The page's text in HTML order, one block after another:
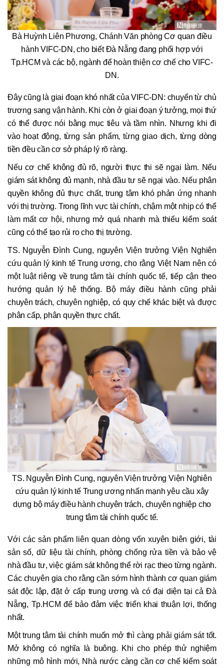
Bà Huỳnh Liên Phương, Chánh Văn phòng Cơ quan điều
hành VIFC-DN, cho biết Đà Nẵng đang phối hợp với
Tp.HCM và các bộ, ngành để hoàn thiện cơ chế cho VIFC-
DN.
Đây cũng là giai đoạn khó nhất của VIFC-DN: chuyển từ chủ
trương sang vận hành. Khi còn ở giai đoạn ý tưởng, mọi thứ
có thể được nói bằng mục tiêu và tầm nhìn. Nhưng khi đi
vào hoạt động, từng sản phẩm, từng giao dịch, từng dòng
tiền đều cần cơ sở pháp lý rõ ràng.
Nếu cơ chế không đủ rõ, người thực thi sẽ ngại làm. Nếu
giám sát không đủ mạnh, nhà đầu tư sẽ ngại vào. Nếu phân
quyền không đủ thực chất, trung tâm khó phản ứng nhanh
với thị trường. Trong lĩnh vực tài chính, chậm một nhịp có thể
làm mất cơ hội, nhưng mở quá nhanh mà thiếu kiểm soát
cũng có thể tạo rủi ro cho thị trường.
TS. Nguyễn Đình Cung, nguyên Viện trưởng Viện Nghiên
cứu quản lý kinh tế Trung ương, cho rằng Việt Nam nên có
một luật riêng về trung tâm tài chính quốc tế, tiếp cận theo
hướng quản lý hệ thống. Bộ máy điều hành cũng phải
chuyên trách, chuyên nghiệp, có quy chế khác biệt và được
phân cấp, phân quyền thực chất.
TS. Nguyễn Đình Cung, nguyên Viện trưởng Viện Nghiên
cứu quản lý kinh tế Trung ương nhấn mạnh yêu cầu xây
dựng bộ máy điều hành chuyên trách, chuyên nghiệp cho
trung tâm tài chính quốc tế.
Với các sản phẩm liên quan dòng vốn xuyên biên giới, tài
sản số, dữ liệu tài chính, phòng chống rửa tiền và bảo vệ
nhà đầu tư, việc giám sát không thể rời rạc theo từng ngành.
Các chuyên gia cho rằng cần sớm hình thành cơ quan giám
sát độc lập, đặt ở cấp trung ương và có đại diện tại cả Đà
Nẵng, Tp.HCM để bảo đảm việc triển khai thuận lợi, thống
nhất.
Một trung tâm tài chính muốn mở thì càng phải giám sát tốt.
Mở không có nghĩa là buông. Khi cho phép thử nghiệm
những mô hình mới, Nhà nước càng cần cơ chế kiểm soát